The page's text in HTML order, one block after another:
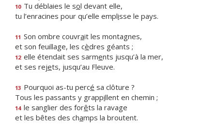
10 Tu déblaies le sol devant elle,
tu l’enracines pour qu’elle emplisse le pays.
11 Son ombre couvrait les montagnes,
et son feuillage, les cèdres géants ;
12 elle étendait ses sarments jusqu’à la mer,
et ses rejets, jusqu’au Fleuve.
13 Pourquoi as-tu percé sa clôture ?
Tous les passants y grappillent en chemin ;
14 le sanglier des forêts la ravage
et les bêtes des champs la broutent.